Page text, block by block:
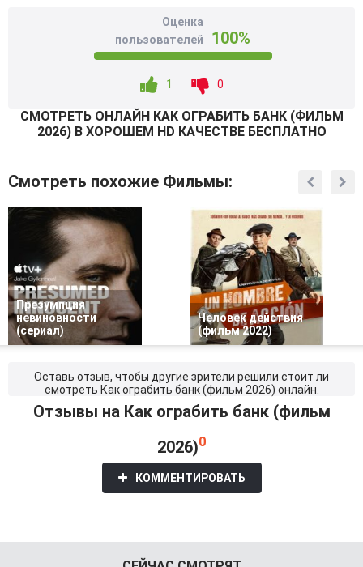
Оценка
пользователей
100%
1 0
СМОТРEТЬ ОНЛАЙН КАК ОГРАБИТЬ БАНК (ФИЛЬМ
2026) В ХОРОШЕМ HD КАЧЕСТВЕ БЕСПЛАТНО
Смотреть похожие Фильмы:
Презумпция
невиновности
(сериал)
Человек действия
(фильм 2022)
Оставь отзыв, чтобы другие зрители решили стоит ли
смотреть Как ограбить банк (фильм 2026) онлайн.
Отзывы на Как ограбить банк (фильм
2026)0
КОММЕНТИРОВАТЬ